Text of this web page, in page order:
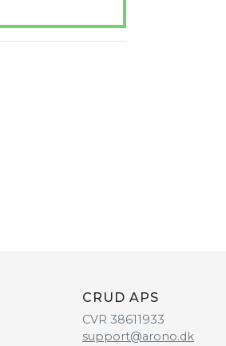
CRUD APS
CVR 38611933
support@arono.dk